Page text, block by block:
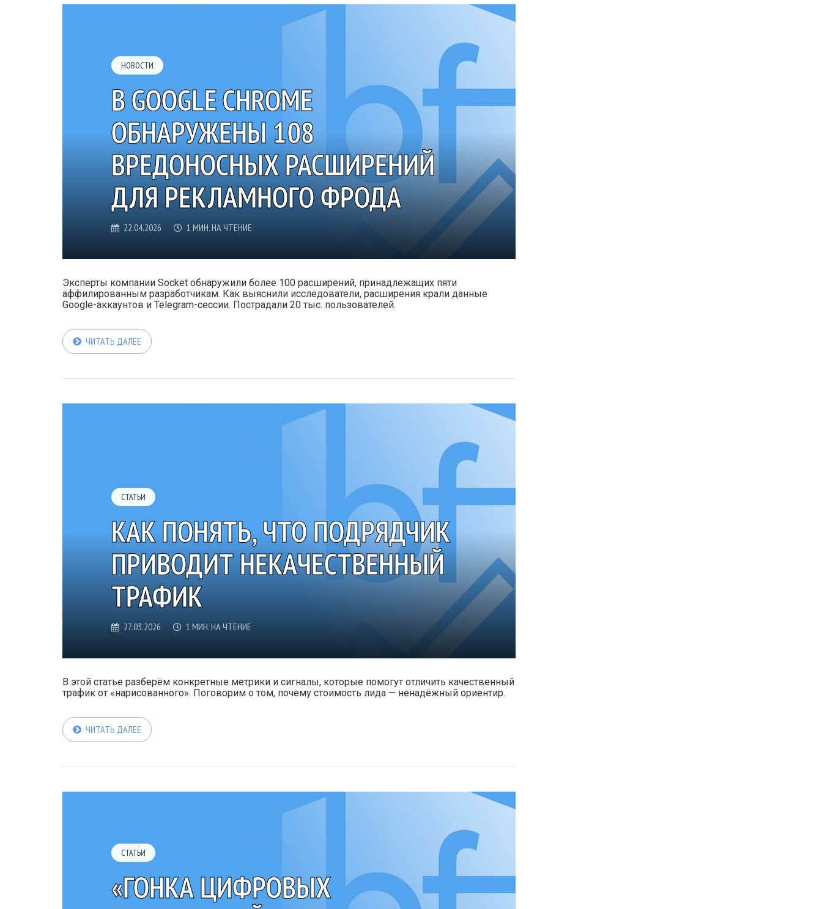
НОВОСТИ
В GOOGLE CHROME
ОБНАРУЖЕНЫ 108
ВРЕДОНОСНЫХ РАСШИРЕНИЙ
ДЛЯ РЕКЛАМНОГО ФРОДА
22.04.2026 1 МИН. НА ЧТЕНИЕ
Эксперты компании Socket обнаружили более 100 расширений, принадлежащих пяти
аффилированным разработчикам. Как выяснили исследователи, расширения крали данные
Google-аккаунтов и Telegram-сессии. Пострадали 20 тыс. пользователей.
ЧИТАТЬ ДАЛЕЕ
СТАТЬИ
КАК ПОНЯТЬ, ЧТО ПОДРЯДЧИК
ПРИВОДИТ НЕКАЧЕСТВЕННЫЙ
ТРАФИК
27.03.2026 1 МИН. НА ЧТЕНИЕ
В этой статье разберём конкретные метрики и сигналы, которые помогут отличить качественный
трафик от «нарисованного». Поговорим о том, почему стоимость лида — ненадёжный ориентир.
ЧИТАТЬ ДАЛЕЕ
СТАТЬИ
«ГОНКА ЦИФРОВЫХ